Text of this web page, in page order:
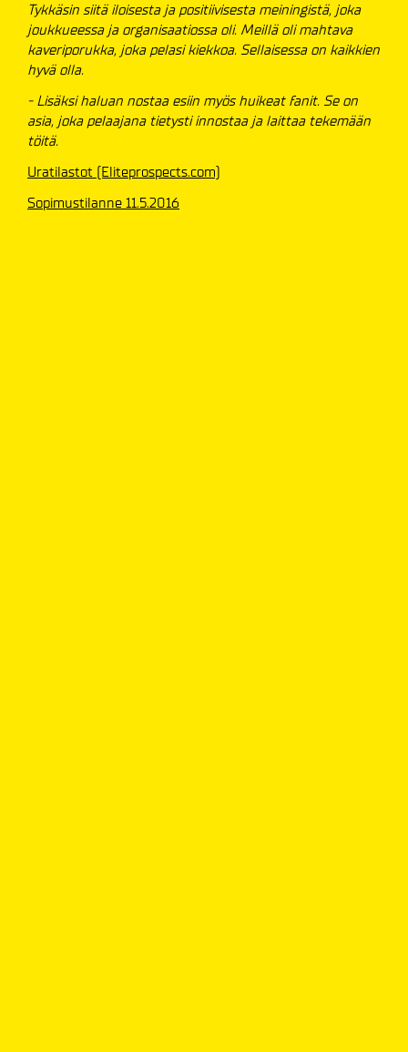
Tykkäsin siitä iloisesta ja positiivisesta meiningistä, joka
joukkueessa ja organisaatiossa oli. Meillä oli mahtava
kaveriporukka, joka pelasi kiekkoa. Sellaisessa on kaikkien
hyvä olla.
- Lisäksi haluan nostaa esiin myös huikeat fanit. Se on
asia, joka pelaajana tietysti innostaa ja laittaa tekemään
töitä.
Uratilastot (Eliteprospects.com)
Sopimustilanne 11.5.2016